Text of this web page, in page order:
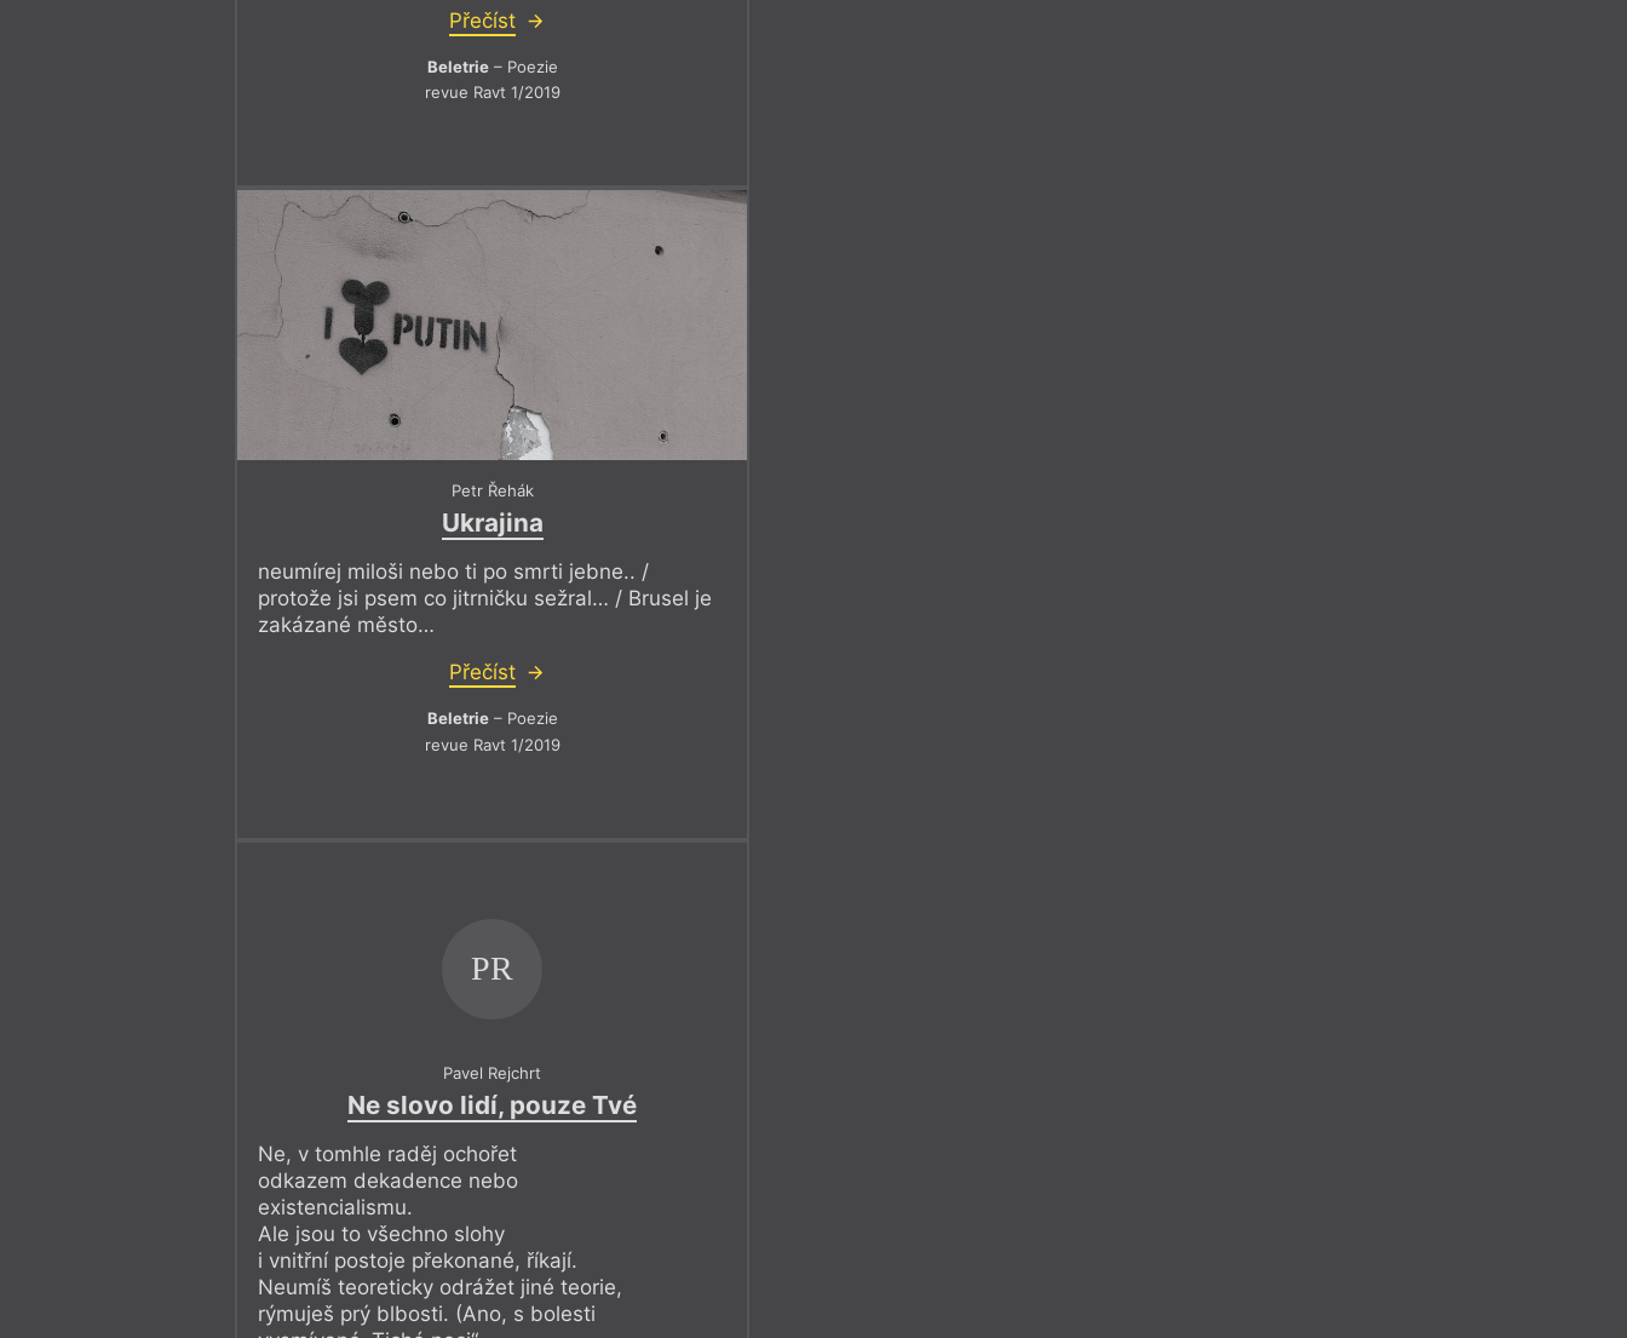
Přečíst
Beletrie– Poezie
revue Ravt 1/2019
Petr Řehák
Ukrajina
neumírej miloši nebo ti po smrti jebne.. /
protože jsi psem co jitrničku sežral… / Brusel je
zakázané město…
Přečíst
Beletrie– Poezie
revue Ravt 1/2019
PR
Pavel Rejchrt
Ne slovo lidí, pouze Tvé
Ne, v tomhle raděj ochořet
odkazem dekadence nebo
existencialismu.
Ale jsou to všechno slohy
i vnitřní postoje překonané, říkají.
Neumíš teoreticky odrážet jiné teorie,
rýmuješ prý blbosti. (Ano, s bolesti